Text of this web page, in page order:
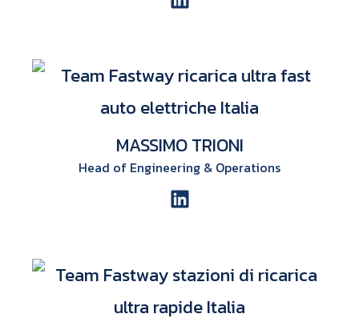
MASSIMO TRIONI
Head of Engineering & Operations